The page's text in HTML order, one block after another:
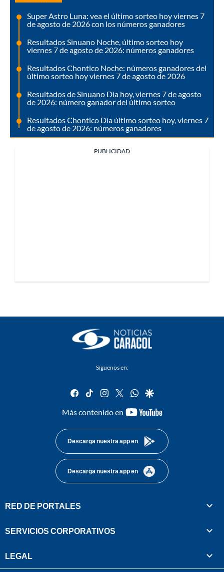
Super Astro Luna: vea el último sorteo hoy viernes 7
de agosto de 2026 con los números ganadores
Resultados Sinuano Noche, último sorteo hoy
viernes 7 de agosto de 2026: números ganadores
Resultados Chontico Noche: números ganadores del
último sorteo hoy viernes 7 de agosto de 2026
Resultados de Sinuano Día hoy, viernes 7 de agosto
de 2026: número ganador del último sorteo
Resultados Chontico Día último sorteo hoy, viernes 7
de agosto de 2026: números ganadores
PUBLICIDAD
Síguenos en:
facebook
tiktok instagram
twitterwhatsapp
google
Más contenido en
youtube-
Descarga nuestra app en
Descarga nuestra app en
RED DE PORTALES
SERVICIOS CORPORATIVOS
LEGAL